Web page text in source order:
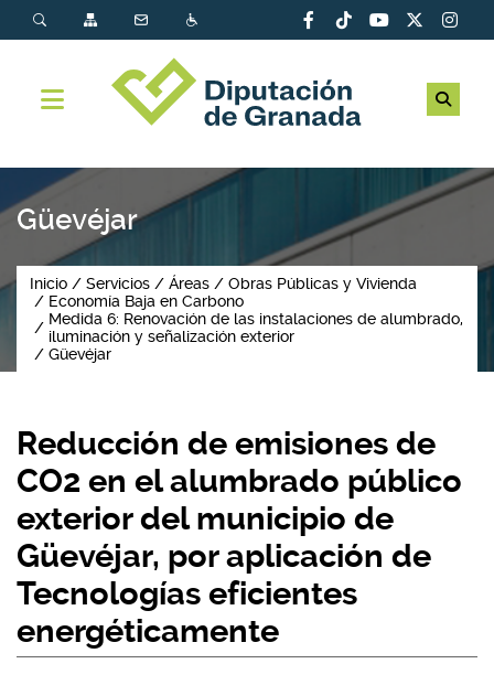
Güevéjar
Inicio Servicios Áreas
Obras Públicas y Vivienda
Economía Baja en Carbono
Medida 6: Renovación de las instalaciones de alumbrado,
iluminación y señalización exterior
Güevéjar
Reducción de emisiones de
CO2 en el alumbrado público
exterior del municipio de
Güevéjar, por aplicación de
Tecnologías eficientes
energéticamente